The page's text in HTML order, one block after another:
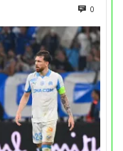
0